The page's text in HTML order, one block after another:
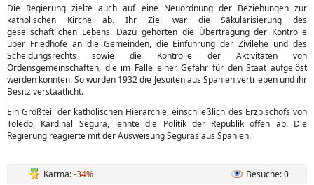
Die Regierung zielte auch auf eine Neuordnung der Beziehungen zur
katholischen Kirche ab. Ihr Ziel war die Säkularisierung des
gesellschaftlichen Lebens. Dazu gehörten die Übertragung der Kontrolle
über Friedhöfe an die Gemeinden, die Einführung der Zivilehe und des
Scheidungsrechts sowie die Kontrolle der Aktivitäten von
Ordensgemeinschaften, die im Falle einer Gefahr für den Staat aufgelöst
werden konnten. So wurden 1932 die Jesuiten aus Spanien vertrieben und ihr
Besitz verstaatlicht.
Ein Großteil der katholischen Hierarchie, einschließlich des Erzbischofs von
Toledo, Kardinal Segura, lehnte die Politik der Republik offen ab. Die
Regierung reagierte mit der Ausweisung Seguras aus Spanien.
Karma:-34% Besuche: 0